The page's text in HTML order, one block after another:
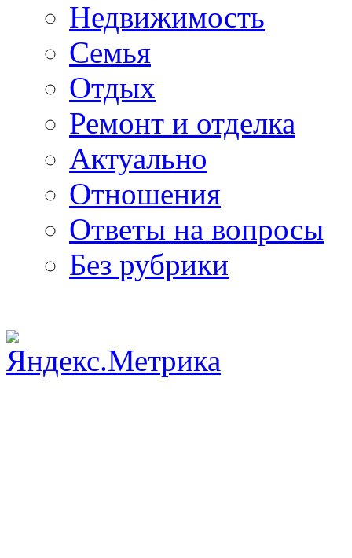
Недвижимость
Семья
Отдых
Ремонт и отделка
Актуально
Отношения
Ответы на вопросы
Без рубрики